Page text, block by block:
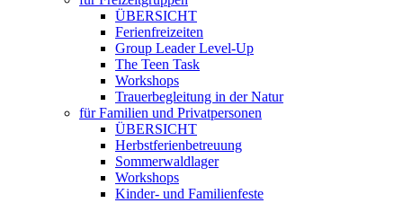
ÜBERSICHT
Ferienfreizeiten
Group Leader Level-Up
The Teen Task
Workshops
Trauerbegleitung in der Natur
für Familien und Privatpersonen
ÜBERSICHT
Herbstferienbetreuung
Sommerwaldlager
Workshops
Kinder- und Familienfeste